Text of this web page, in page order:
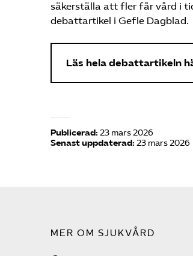
säkerställa att fler får vård i
debattartikel i Gefle Dagblad.
Läs hela debattartikeln
Publicerad: 23 mars 2026
Senast uppdaterad: 23 mars 2026
MER OM SJUKVÅRD